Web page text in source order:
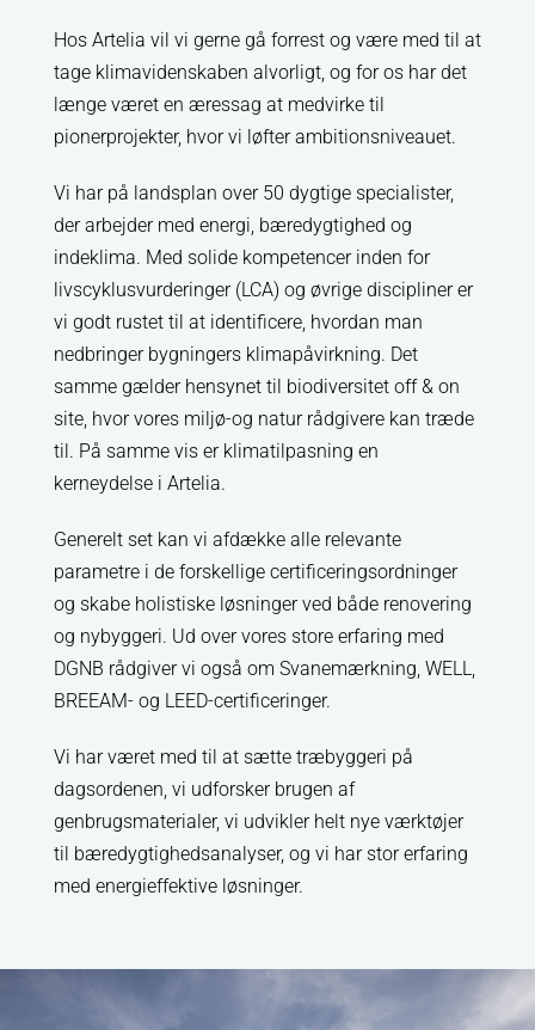
Hos Artelia vil vi gerne gå forrest og være med til at
tage klimavidenskaben alvorligt, og for os har det
længe været en æressag at medvirke til
pionerprojekter, hvor vi løfter ambitionsniveauet.
Vi har på landsplan over 50 dygtige specialister,
der arbejder med energi, bæredygtighed og
indeklima. Med solide kompetencer inden for
livscyklusvurderinger (LCA) og øvrige discipliner er
vi godt rustet til at identificere, hvordan man
nedbringer bygningers klimapåvirkning. Det
samme gælder hensynet til biodiversitet off & on
site, hvor vores miljø-og natur rådgivere kan træde
til. På samme vis er klimatilpasning en
kerneydelse i Artelia.
Generelt set kan vi afdække alle relevante
parametre i de forskellige certificeringsordninger
og skabe holistiske løsninger ved både renovering
og nybyggeri. Ud over vores store erfaring med
DGNB rådgiver vi også om Svanemærkning, WELL,
BREEAM- og LEED-certificeringer.
Vi har været med til at sætte træbyggeri på
dagsordenen, vi udforsker brugen af
genbrugsmaterialer, vi udvikler helt nye værktøjer
til bæredygtighedsanalyser, og vi har stor erfaring
med energieffektive løsninger.